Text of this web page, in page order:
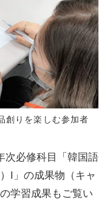
創りを楽しむ参加者
次必修科目「韓国語
I」の成果物（キャ
学習成果もご覧い